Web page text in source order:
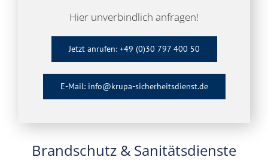
Hier unverbindlich anfragen!
Jetzt anrufen: +49 (0)30 797 400 50
E-Mail: info@krupa-sicherheitsdienst.de
Brandschutz & Sanitätsdienste